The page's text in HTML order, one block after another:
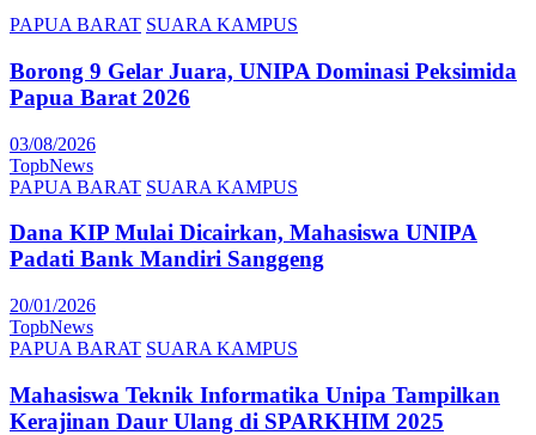
PAPUA BARAT SUARA KAMPUS
Borong 9 Gelar Juara, UNIPA Dominasi Peksimida
Papua Barat 2026
03/08/2026
TopbNews
PAPUA BARAT SUARA KAMPUS
Dana KIP Mulai Dicairkan, Mahasiswa UNIPA
Padati Bank Mandiri Sanggeng
20/01/2026
TopbNews
PAPUA BARAT SUARA KAMPUS
Mahasiswa Teknik Informatika Unipa Tampilkan
Kerajinan Daur Ulang di SPARKHIM 2025